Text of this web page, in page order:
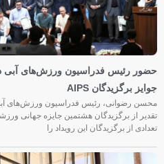
حضور رئیس فدراسیون ورزش‌های آبی
جوایز برگزیدگان AIPS
محسن رضوانی، رئیس فدراسیون ورزش‌های
تعدادی از برگزیدگان این رویداد را